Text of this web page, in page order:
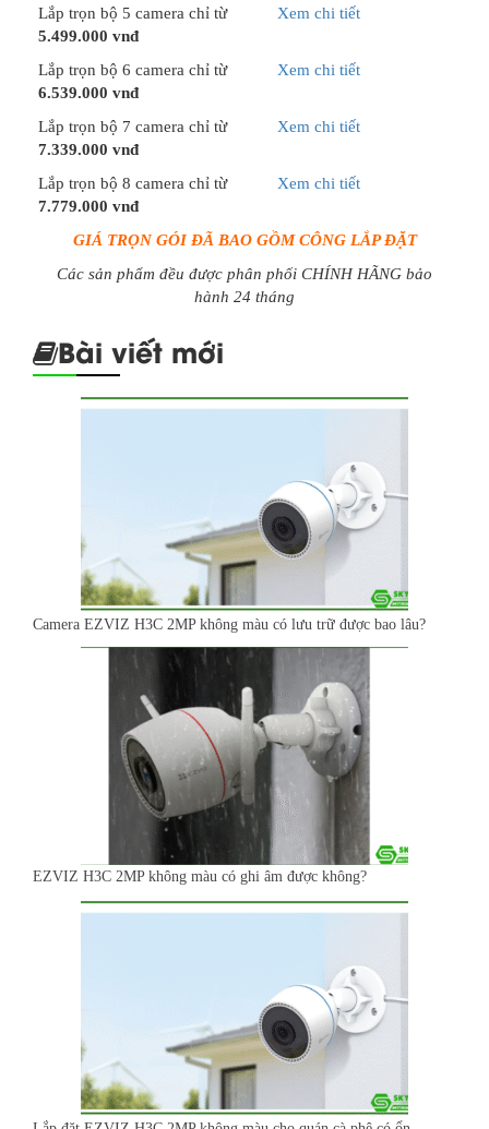
Lắp trọn bộ 5 camera chỉ từ
5.499.000 vnđ
Xem chi tiết
Lắp trọn bộ 6 camera chỉ từ
6.539.000 vnđ
Xem chi tiết
Lắp trọn bộ 7 camera chỉ từ
7.339.000 vnđ
Xem chi tiết
Lắp trọn bộ 8 camera chỉ từ
7.779.000 vnđ
Xem chi tiết
GIÁ TRỌN GÓI ĐÃ BAO GỒM CÔNG LẮP ĐẶT
Các sản phẩm đều được phân phối CHÍNH HÃNG bảo
hành 24 tháng
Bài viết mới
Camera EZVIZ H3C 2MP không màu có lưu trữ được bao lâu?
EZVIZ H3C 2MP không màu có ghi âm được không?